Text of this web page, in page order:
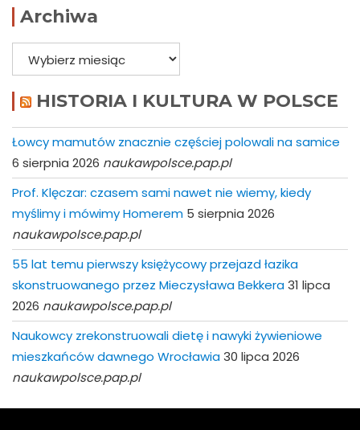
Archiwa
Archiwa
HISTORIA I KULTURA W POLSCE
Łowcy mamutów znacznie częściej polowali na samice
6 sierpnia 2026 naukawpolsce.pap.pl
Prof. Klęczar: czasem sami nawet nie wiemy, kiedy
myślimy i mówimy Homerem 5 sierpnia 2026
naukawpolsce.pap.pl
55 lat temu pierwszy księżycowy przejazd łazika
skonstruowanego przez Mieczysława Bekkera31 lipca
2026 naukawpolsce.pap.pl
Naukowcy zrekonstruowali dietę i nawyki żywieniowe
mieszkańców dawnego Wrocławia30 lipca 2026
naukawpolsce.pap.pl